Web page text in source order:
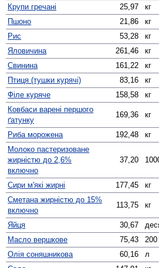
Крупи гречані
25,97
кг
Пшоно
21,86
кг
Рис
53,28
кг
Яловичина
261,46
кг
Свинина
161,22
кг
Птиця (тушки курячі)
83,16
кг
Філе куряче
158,58
кг
Ковбаси варені першого
ґатунку
169,36 кг
Риба морожена 192,48
кг
Молоко пастеризоване
жирністю до 2,6%
включно
37,20
Сири м'які жирні 177,45
кг
Сметана жирністю до 15%
включно
113,75 кг
Яйця 30,67
Масло вершкове
75,43
200
Олія соняшникова
60,16
л